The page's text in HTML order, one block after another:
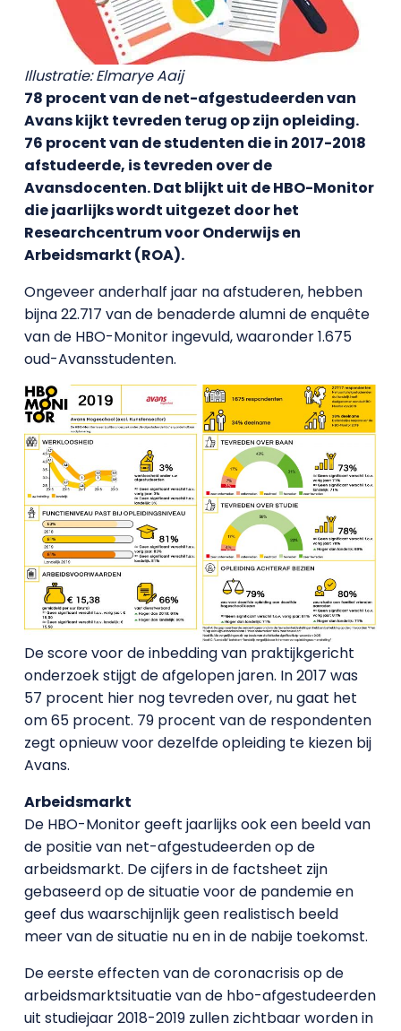
Illustratie: Elmarye Aaij
78 procent van de net-afgestudeerden van
Avans kijkt tevreden terug op zijn opleiding.
76 procent van de studenten die in 2017-2018
afstudeerde, is tevreden over de
Avansdocenten. Dat blijkt uit de HBO-Monitor
die jaarlijks wordt uitgezet door het
Researchcentrum voor Onderwijs en
Arbeidsmarkt (ROA).
Ongeveer anderhalf jaar na afstuderen, hebben
bijna 22.717 van de benaderde alumni de enquête
van de HBO-Monitor ingevuld, waaronder 1.675
oud-Avansstudenten.
De score voor de inbedding van praktijkgericht
onderzoek stijgt de afgelopen jaren. In 2017 was
57 procent hier nog tevreden over, nu gaat het
om 65 procent. 79 procent van de respondenten
zegt opnieuw voor dezelfde opleiding te kiezen bij
Avans.
Arbeidsmarkt
De HBO-Monitor geeft jaarlijks ook een beeld van
de positie van net-afgestudeerden op de
arbeidsmarkt. De cijfers in de factsheet zijn
gebaseerd op de situatie voor de pandemie en
geef dus waarschijnlijk geen realistisch beeld
meer van de situatie nu en in de nabije toekomst.
De eerste effecten van de coronacrisis op de
arbeidsmarktsituatie van de hbo-afgestudeerden
uit studiejaar 2018-2019 zullen zichtbaar worden in